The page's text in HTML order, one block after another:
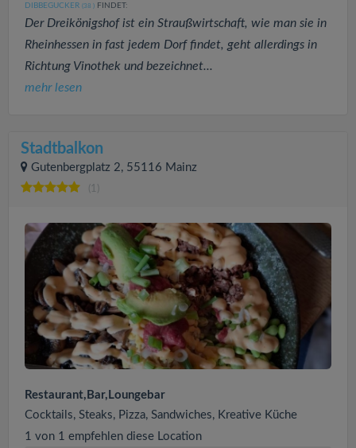
DIBBEGUCKER (38 ) FINDET:
Der Dreikönigshof ist ein Straußwirtschaft, wie man sie in
Rheinhessen in fast jedem Dorf findet, geht allerdings in
Richtung Vinothek und bezeichnet...
mehr lesen
Stadtbalkon
Gutenbergplatz 2, 55116 Mainz
(1)
Restaurant,Bar,Loungebar
Cocktails, Steaks, Pizza, Sandwiches, Kreative Küche
1 von 1 empfehlen diese Location